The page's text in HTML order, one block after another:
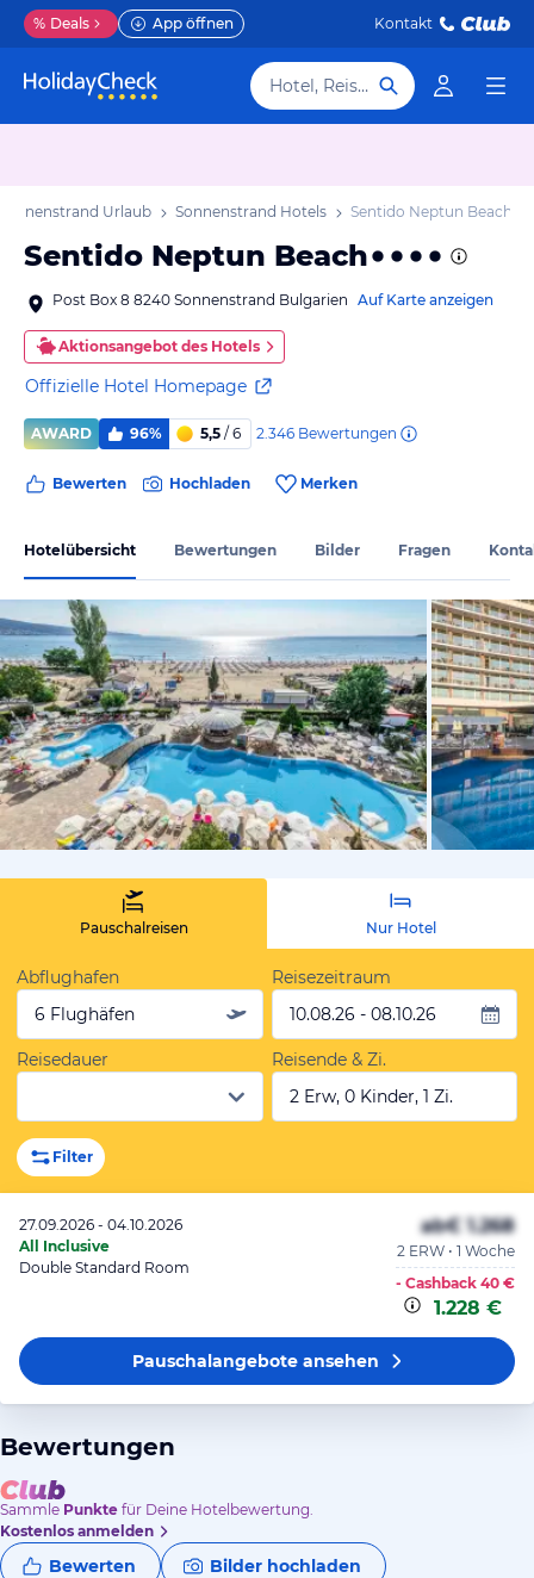
% Deals App öffnen Kontakt
Hotel, Reiseziel
Urlaub Sonnenstrand Hotels Sentido Neptun Beach
Sentido Neptun Beach
Post Box 8 8240 Sonnenstrand Bulgarien Auf Karte anzeigen
Aktionsangebot des Hotels
Offizielle Hotel Homepage
AWARD 96% 5,5 / 6 2.346 Bewertungen
Bewerten Hochladen Merken
Hotelübersicht Bewertungen Bilder Fragen
vom
Pauschalreisen Nur Hotel
Abflughafen
6 Flughäfen
Reisezeitraum
10.08.26 - 08.10.26
Reisedauer
Reisende & Zi.
2 Erw, 0 Kinder, 1 Zi.
Filter
27.09.2026 - 04.10.2026
All Inclusive
Double Standard Room
ab€ 1.268
2 ERW • 1 Woche
- Cashback 40 €
1.228 €
Pauschalangeboteansehen
Bewertungen
Sammle Punkte für Deine Hotelbewertung.
Kostenlos anmelden
Bewerten Bilder hochladen